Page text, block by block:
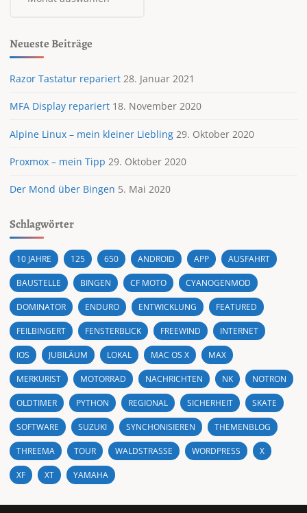
Neueste Beiträge
Razor Tastatur repariert 28. Januar 2021
MFA Display repariert 18. November 2020
Alpine Linux – mein kleiner Liebling 29. Oktober 2020
Proxmox – mein Tipp 29. Oktober 2020
Der Mond über Bingen 5. Mai 2020
Schlagwörter
10 JAHRE 125 650 ANDROID APP AUSFAHRT
BAUSTELLE BINGEN CF MOTO CYANOGENMOD
DOMINATOR ENDURO ENTWICKLUNG FEATURED
FEILBINGERT FENSTERBLICK FREEWIND INTERNET
IOS JUBILÄUM LOKAL MAC OS X MAX
MERKURIST MOTORRAD NACHRICHTEN NK NOTRON
OLDTIMER PYTHON REGIONAL SICHERHEIT SKATE
SOFTWARE SUZUKI SYNCHONISIEREN THEMENBLOG
THREEMA TOUR WALDSTRASSE WORDPRESS X
XF XT YAMAHA